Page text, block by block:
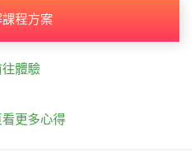
課程方案
往體驗
看更多心得